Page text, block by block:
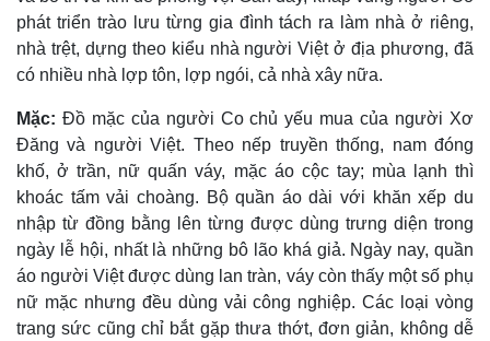
phát triển trào lưu từng gia đình tách ra làm nhà ở riêng,
nhà trệt, dựng theo kiểu nhà người Việt ở địa phương, đã
có nhiều nhà lợp tôn, lợp ngói, cả nhà xây nữa.
Mặc: Ðồ mặc của người Co chủ yếu mua của người Xơ
Ðăng và người Việt. Theo nếp truyền thống, nam đóng
khố, ở trần, nữ quấn váy, mặc áo cộc tay; mùa lạnh thì
khoác tấm vải choàng. Bộ quần áo dài với khăn xếp du
nhập từ đồng bằng lên từng được dùng trưng diện trong
ngày lễ hội, nhất là những bô lão khá giả. Ngày nay, quần
áo người Việt được dùng lan tràn, váy còn thấy một số phụ
nữ mặc nhưng đều dùng vải công nghiệp. Các loại vòng
trang sức cũng chỉ bắt gặp thưa thớt, đơn giản, không dễ